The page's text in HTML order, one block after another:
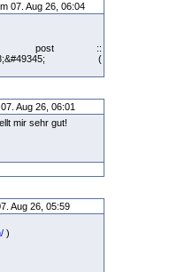
07. Aug 26, 06:04
post ::
(
Aug 26, 06:01
mir sehr gut!
Aug 26, 05:59
)